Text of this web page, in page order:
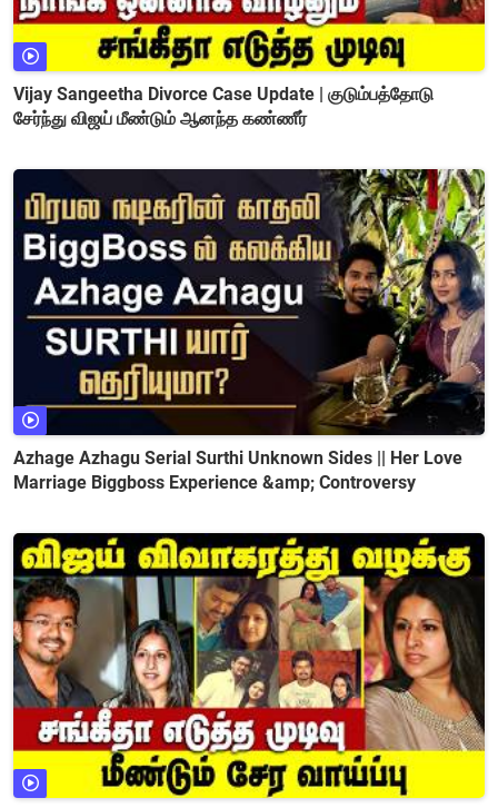
Vijay Sangeetha Divorce Case Update | குடும்பத்தோடு
சேர்ந்து விஜய் மீண்டும் ஆனந்த கண்ணீர்
Azhage Azhagu Serial Surthi Unknown Sides || Her Love
Marriage Biggboss Experience &amp; Controversy